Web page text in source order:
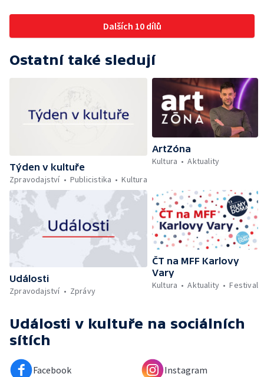
Dalších 10 dílů
Ostatní také sledují
Týden v kultuře
Zpravodajství
Publicistika Kultura
ArtZóna
Kultura
Aktuality
Události
Zpravodajství
Zprávy
ČT na MFF Karlovy
Vary
Kultura
Aktuality Festival
Události v kultuře na sociálních
sítích
Facebook Instagram